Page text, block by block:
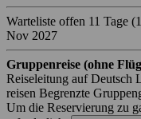
Warteliste offen 11 Tage
Nov 2027
Gruppenreise (ohne
Reiseleitung auf Deutsch
reisen Begrenzte
Um die Reservierung zu